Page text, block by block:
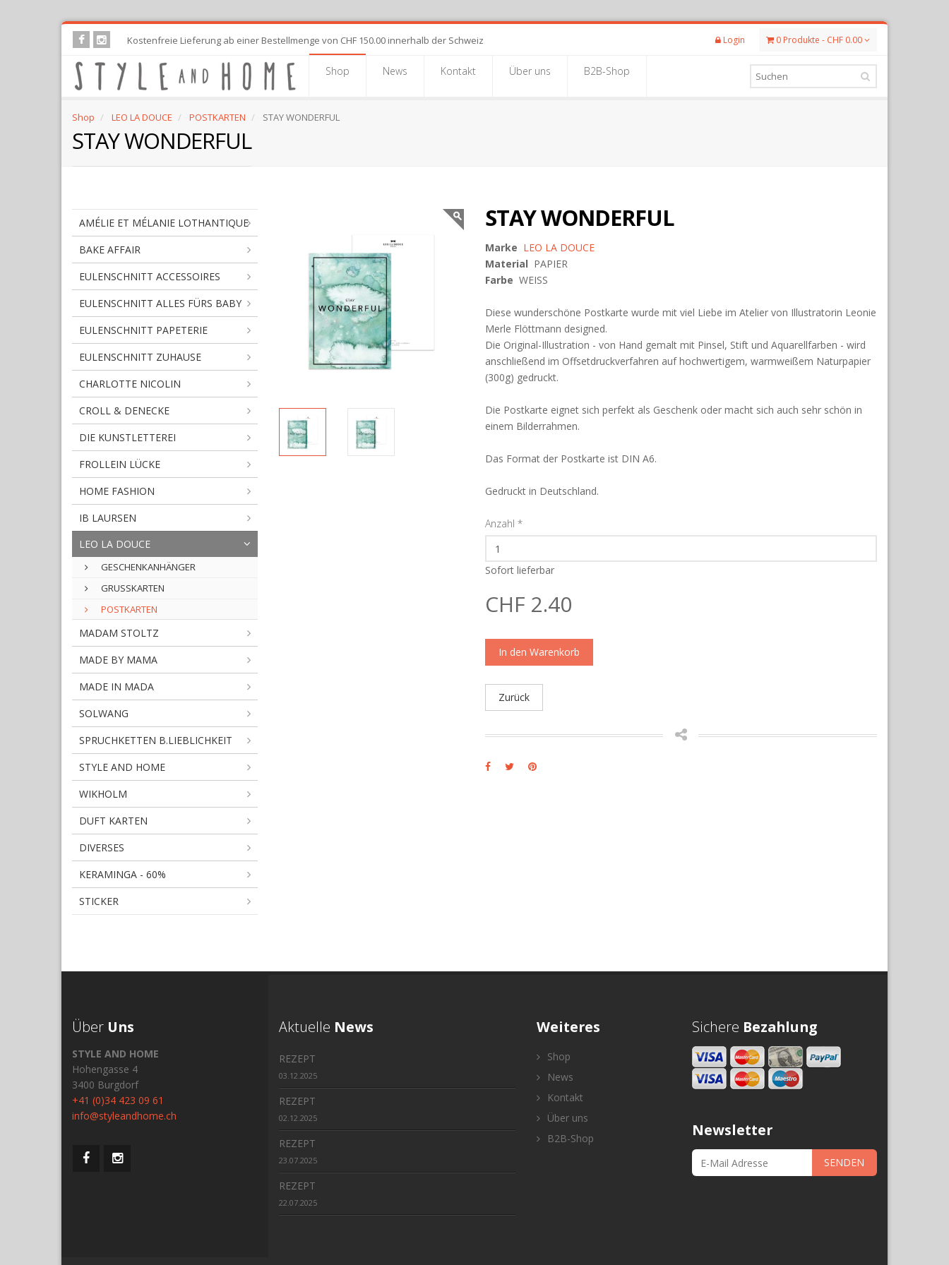
Skip
main
content
Kostenfreie Lieferung ab einer Bestellmenge von CHF 150.00 innerhalb der Schweiz Login 0 Produkte - CHF 0.00
Shop News Kontakt Über uns B2B-Shop
Shop LEO LA DOUCE POSTKARTEN STAY WONDERFUL
STAY WONDERFUL
AMÉLIE ET MÉLANIE LOTHANTIQUE
BAKE AFFAIR
EULENSCHNITT ACCESSOIRES
EULENSCHNITT ALLES FÜRS BABY
EULENSCHNITT PAPETERIE
EULENSCHNITT ZUHAUSE
CHARLOTTE NICOLIN
CROLL & DENECKE
DIE KUNSTLETTEREI
FROLLEIN LÜCKE
HOME FASHION
IB LAURSEN
LEO LA DOUCE
GESCHENKANHÄNGER
GRUSSKARTEN
POSTKARTEN
MADAM STOLTZ
MADE BY MAMA
MADE IN MADA
SOLWANG
SPRUCHKETTEN B.LIEBLICHKEIT
STYLE AND HOME
WIKHOLM
DUFT KARTEN
DIVERSES
KERAMINGA - 60%
STICKER
STAY WONDERFUL
Marke LEO LA DOUCE
Material PAPIER
Farbe WEISS
Diese wunderschöne Postkarte wurde mit viel Liebe im Atelier von Illustratorin Leonie
Merle Flöttmann designed.
Die Original-Illustration - von Hand gemalt mit Pinsel, Stift und Aquarellfarben - wird
anschließend im Offsetdruckverfahren auf hochwertigem, warmweißem Naturpapier
(300g) gedruckt.
Die Postkarte eignet sich perfekt als Geschenk oder macht sich auch sehr schön in
einem Bilderrahmen.
Das Format der Postkarte ist DIN A6.
Gedruckt in Deutschland.
Anzahl *
Sofort lieferbar
CHF 2.40
In den Warenkorb
Zurück
Über Uns
STYLE AND HOME
Hohengasse 4
3400 Burgdorf
+41 (0)34 423 09 61
info@styleandhome.ch
Aktuelle News
REZEPT
03.12.2025
REZEPT
02.12.2025
REZEPT
23.07.2025
REZEPT
22.07.2025
Weiteres
Shop
News
Kontakt
Über uns
B2B-Shop
Sichere Bezahlung
Newsletter
SENDEN